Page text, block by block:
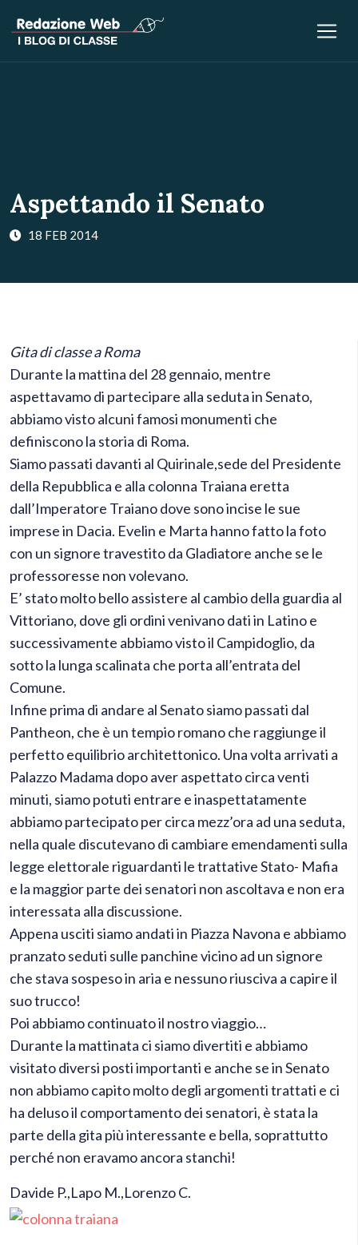
Aspettando il Senato
18 FEB 2014
Gita di classe a Roma
Durante la mattina del 28 gennaio, mentre
aspettavamo di partecipare alla seduta in Senato,
abbiamo visto alcuni famosi monumenti che
definiscono la storia di Roma.
Siamo passati davanti al Quirinale,sede del Presidente
della Repubblica e alla colonna Traiana eretta
dall’Imperatore Traiano dove sono incise le sue
imprese in Dacia. Evelin e Marta hanno fatto la foto
con un signore travestito da Gladiatore anche se le
professoresse non volevano.
E’ stato molto bello assistere al cambio della guardia al
Vittoriano, dove gli ordini venivano dati in Latino e
successivamente abbiamo visto il Campidoglio, da
sotto la lunga scalinata che porta all’entrata del
Comune.
Infine prima di andare al Senato siamo passati dal
Pantheon, che è un tempio romano che raggiunge il
perfetto equilibrio architettonico. Una volta arrivati a
Palazzo Madama dopo aver aspettato circa venti
minuti, siamo potuti entrare e inaspettatamente
abbiamo partecipato per circa mezz’ora ad una seduta,
nella quale discutevano di cambiare emendamenti sulla
legge elettorale riguardanti le trattative Stato- Mafia
e la maggior parte dei senatori non ascoltava e non era
interessata alla discussione.
Appena usciti siamo andati in Piazza Navona e abbiamo
pranzato seduti sulle panchine vicino ad un signore
che stava sospeso in aria e nessuno riusciva a capire il
suo trucco!
Poi abbiamo continuato il nostro viaggio…
Durante la mattinata ci siamo divertiti e abbiamo
visitato diversi posti importanti e anche se in Senato
non abbiamo capito molto degli argomenti trattati e ci
ha deluso il comportamento dei senatori, è stata la
parte della gita più interessante e bella, soprattutto
perché non eravamo ancora stanchi!
Davide P.,Lapo M.,Lorenzo C.